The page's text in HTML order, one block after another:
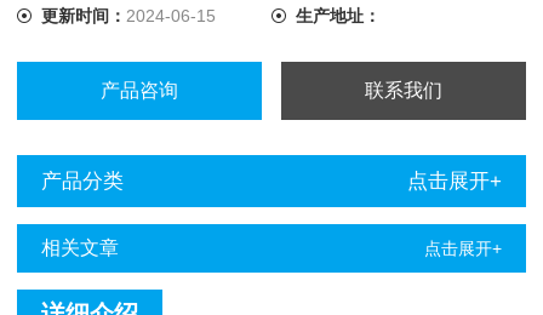
记录。
更新时间： 2024-06-15 生产地址：
产品咨询 联系我们
产品分类 点击展开+
相关文章 点击展开+